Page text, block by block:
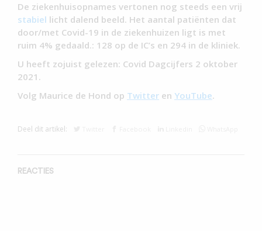
De ziekenhuisopnames vertonen nog steeds een vrij
stabiel licht dalend beeld. Het aantal patiënten dat
door/met Covid-19 in de ziekenhuizen ligt is met
ruim 4% gedaald.: 128 op de IC’s en 294 in de kliniek.
U heeft zojuist gelezen: Covid Dagcijfers 2 oktober
2021.
Volg Maurice de Hond op Twitter en YouTube.
Deel dit artikel:
REACTIES